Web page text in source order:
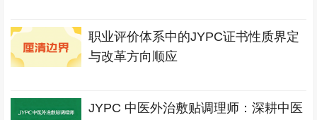
职业评价体系中的JYPC证书性质界定
与改革方向顺应
JYPC 中医外治敷贴调理师：深耕中医